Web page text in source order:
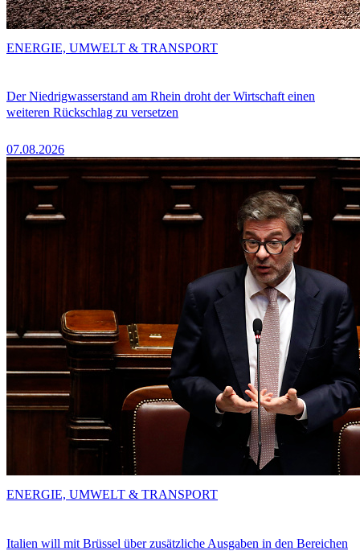
Der Niedrigwasserstand am Rhein droht der Wirtschaft einen
weiteren Rückschlag zu versetzen
07.08.2026
ENERGIE, UMWELT & TRANSPORT
Italien will mit Brüssel über zusätzliche Ausgaben in den Bereichen
ENERGIE, UMWELT & TRANSPORT